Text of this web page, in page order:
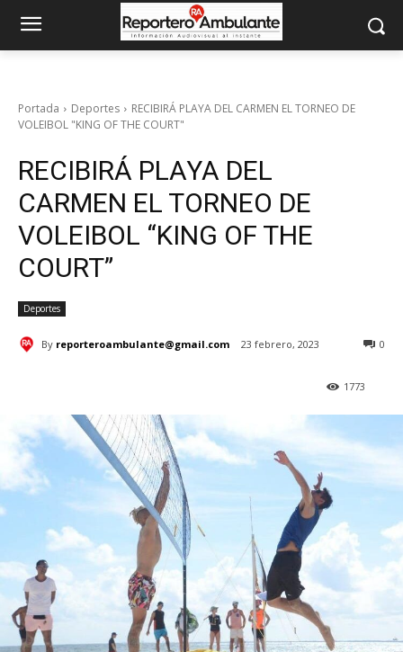
Portada Deportes
RECIBIRÁ PLAYA DEL CARMEN EL TORNEO DE
VOLEIBOL "KING OF THE COURT"
RECIBIRÁ PLAYA DEL
CARMEN EL TORNEO DE
VOLEIBOL “KING OF THE
COURT”
Deportes
By reporteroambulante@gmail.com 23 febrero, 2023 0
1773